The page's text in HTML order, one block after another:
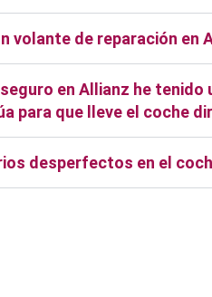
volante de reparación en
en Allianz he
para que lleve el coche
desperfectos en el